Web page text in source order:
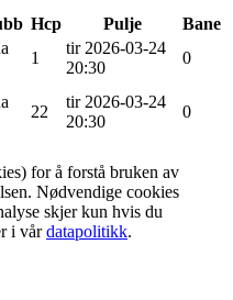
Hcp Pulje
Bane
1
tir 2026-03-24
20:30
0
22
tir 2026-03-24
20:30
0
for å forstå bruken av
Nødvendige cookies
skjer kun hvis du
i vår datapolitikk.